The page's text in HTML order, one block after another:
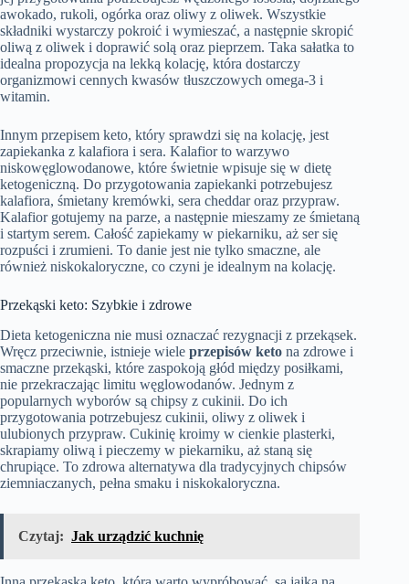
awokado, rukoli, ogórka oraz oliwy z oliwek. Wszystkie
składniki wystarczy pokroić i wymieszać, a następnie skropić
oliwą z oliwek i doprawić solą oraz pieprzem. Taka sałatka to
idealna propozycja na lekką kolację, która dostarczy
organizmowi cennych kwasów tłuszczowych omega-3 i
witamin.
Innym przepisem keto, który sprawdzi się na kolację, jest
zapiekanka z kalafiora i sera. Kalafior to warzywo
niskowęglowodanowe, które świetnie wpisuje się w dietę
ketogeniczną. Do przygotowania zapiekanki potrzebujesz
kalafiora, śmietany kremówki, sera cheddar oraz przypraw.
Kalafior gotujemy na parze, a następnie mieszamy ze śmietaną
i startym serem. Całość zapiekamy w piekarniku, aż ser się
rozpuści i zrumieni. To danie jest nie tylko smaczne, ale
również niskokaloryczne, co czyni je idealnym na kolację.
Przekąski keto: Szybkie i zdrowe
Dieta ketogeniczna nie musi oznaczać rezygnacji z przekąsek.
Wręcz przeciwnie, istnieje wiele przepisów keto na zdrowe i
smaczne przekąski, które zaspokoją głód między posiłkami,
nie przekraczając limitu węglowodanów. Jednym z
popularnych wyborów są chipsy z cukinii. Do ich
przygotowania potrzebujesz cukinii, oliwy z oliwek i
ulubionych przypraw. Cukinię kroimy w cienkie plasterki,
skrapiamy oliwą i pieczemy w piekarniku, aż staną się
chrupiące. To zdrowa alternatywa dla tradycyjnych chipsów
ziemniaczanych, pełna smaku i niskokaloryczna.
Czytaj: Jak urządzić kuchnię